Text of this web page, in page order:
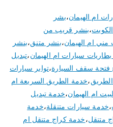
ام الهيمان،بشر
،بنشر قريب من
ام الهيمان،بنشر متنق،بنشر
بطاريات سيارات ام الهيمان،تبديل
فتحة سقف السيارة،تواير سيارات
،خدمة الطريق السريعة ام
ام الهيمان،خدمة تبديل
،خدمة سيارات متنقلة،خدمة
متنقل،خدمة كراج متنقل ام